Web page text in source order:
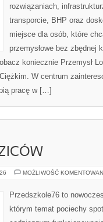
rozwiązaniach,
transporcie, BHP oraz
miejsce dla osób, które
przemysłowe bez zbędnej
koniecznie Przemysł
W centrum
pracę w […]
MOŻLIWOŚĆ
Przedszkole76 to
którym temat pociechy